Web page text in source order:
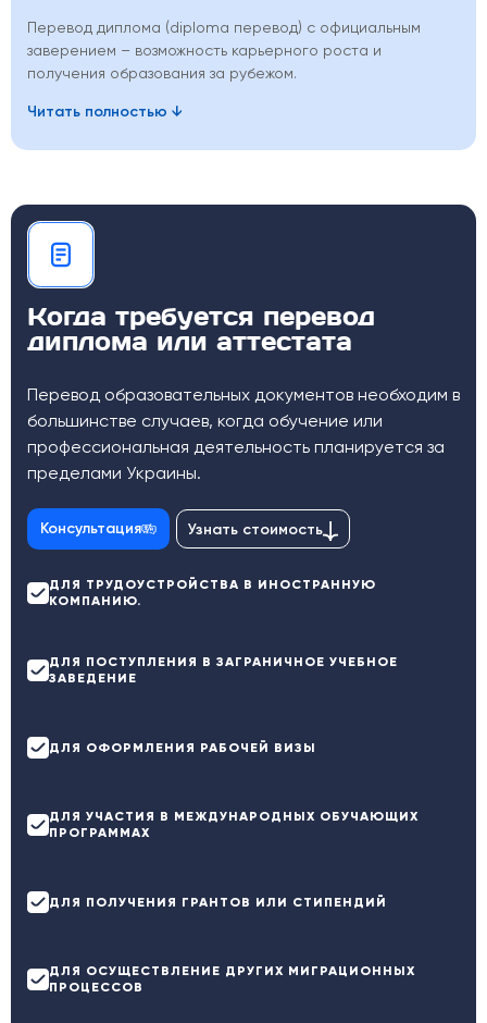
Перевод диплома (diploma перевод) с официальным
заверением – возможность карьерного роста и
получения образования за рубежом.
Читать полностью
Когда требуется перевод
диплома или аттестата
Перевод образовательных документов необходим в
большинстве случаев, когда обучение или
профессиональная деятельность планируется за
пределами Украины.
Консультация Узнать стоимость
ДЛЯ ТРУДОУСТРОЙСТВА В ИНОСТРАННУЮ
КОМПАНИЮ.
ДЛЯ ПОСТУПЛЕНИЯ В ЗАГРАНИЧНОЕ УЧЕБНОЕ
ЗАВЕДЕНИЕ
ДЛЯ ОФОРМЛЕНИЯ РАБОЧЕЙ ВИЗЫ
ДЛЯ УЧАСТИЯ В МЕЖДУНАРОДНЫХ ОБУЧАЮЩИХ
ПРОГРАММАХ
ДЛЯ ПОЛУЧЕНИЯ ГРАНТОВ ИЛИ СТИПЕНДИЙ
ДЛЯ ОСУЩЕСТВЛЕНИЕ ДРУГИХ МИГРАЦИОННЫХ
ПРОЦЕССОВ